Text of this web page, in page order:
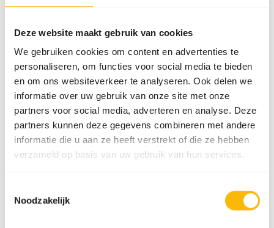
Deze website maakt gebruik van cookies
We gebruiken cookies om content en advertenties te
personaliseren, om functies voor social media te bieden
en om ons websiteverkeer te analyseren. Ook delen we
informatie over uw gebruik van onze site met onze
partners voor social media, adverteren en analyse. Deze
partners kunnen deze gegevens combineren met andere
informatie die u aan ze heeft verstrekt of die ze hebben
verzameld op basis van uw gebruik van hun services.
Noodzakelijk
Meer informatie kunt u vinden op
Merk
Voedingsadvies
Let op: Variatie met eiwitbronnen is noodzakelijk. Voor
voeradvies, ziewww.kbraw.eu. Dit product is een rauw
diervoeder. Houd daarom de hygiënevoorschriften in acht,
ziewww.feed-raw-right.eu.